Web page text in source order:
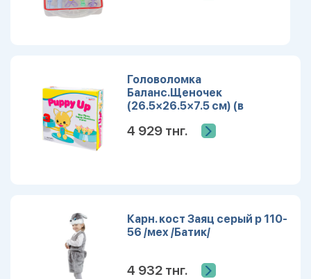
Головоломка
Баланс.Щеночек
(26.5×26.5×7.5 см) (в
4 929 тнг.
Карн. кост Заяц серый р 110-
56 /мех /Батик/
4 932 тнг.